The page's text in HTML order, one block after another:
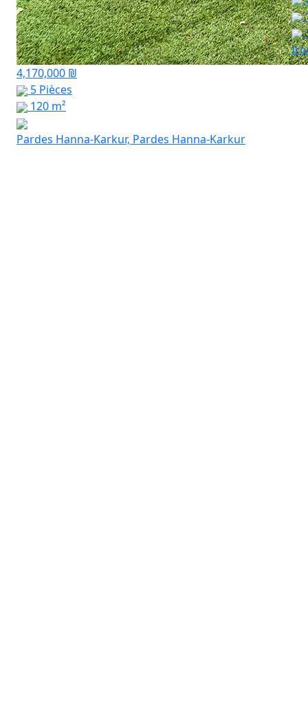
4,170,000 ₪
5 Pièces
120 m²
Pardes Hanna-Karkur, Pardes Hanna-Karkur